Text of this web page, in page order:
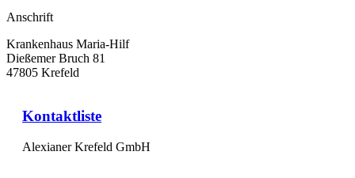
Anschrift
Krankenhaus Maria-Hilf
Dießemer Bruch 81
47805 Krefeld
Kontaktliste
Alexianer Krefeld GmbH